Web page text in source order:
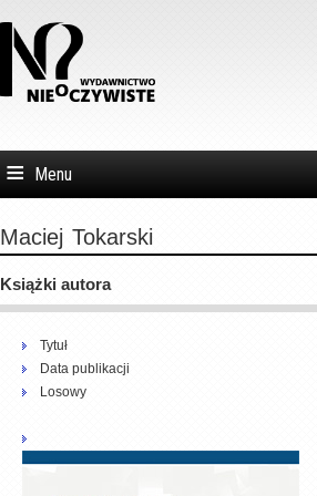
Menu
Maciej Tokarski
Książki autora
Tytuł
Data publikacji
Losowy